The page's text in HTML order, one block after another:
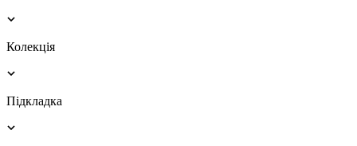
Колекція
Підкладка